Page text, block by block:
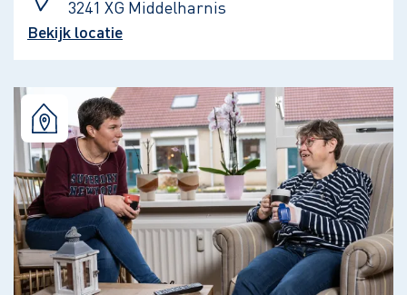
3241 XG Middelharnis
Bekijk locatie